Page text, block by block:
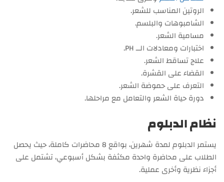
الروتين المناسب للشعر.
الشامبوهات والبلسم.
مسامية الشعر.
اختبارات ومعادلات الــ PH.
علاج تساقط الشعر.
القضاء على القشرة.
التعرف على حموضة الشعر.
دورة حياة الشعر والتعامل مع مراحلها.
نظام الدبلوم
يستمر الدبلوم لمدة شهرين، بواقع 8 محاضرات كاملة، حيث يحصل
الطلاب على محاضرة واحدة مكثفة بشكل أسبوعي، تشتمل على
أجزاء نظرية وأخرى عملية.